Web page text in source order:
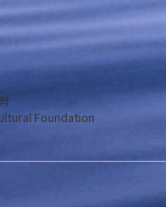
Foundation